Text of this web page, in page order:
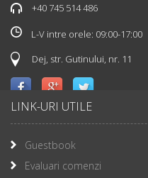
+40 745 514 486
L-V intre orele: 09:00-17:00
Dej, str. Gutinului, nr. 11
LINK-URI UTILE
Guestbook
Evaluari comenzi